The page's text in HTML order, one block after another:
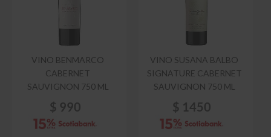
VINO BENMARCO
CABERNET
SAUVIGNON 750 ML
$ 990
VINO SUSANA BALBO
SIGNATURE CABERNET
SAUVIGNON 750 ML
$ 1450